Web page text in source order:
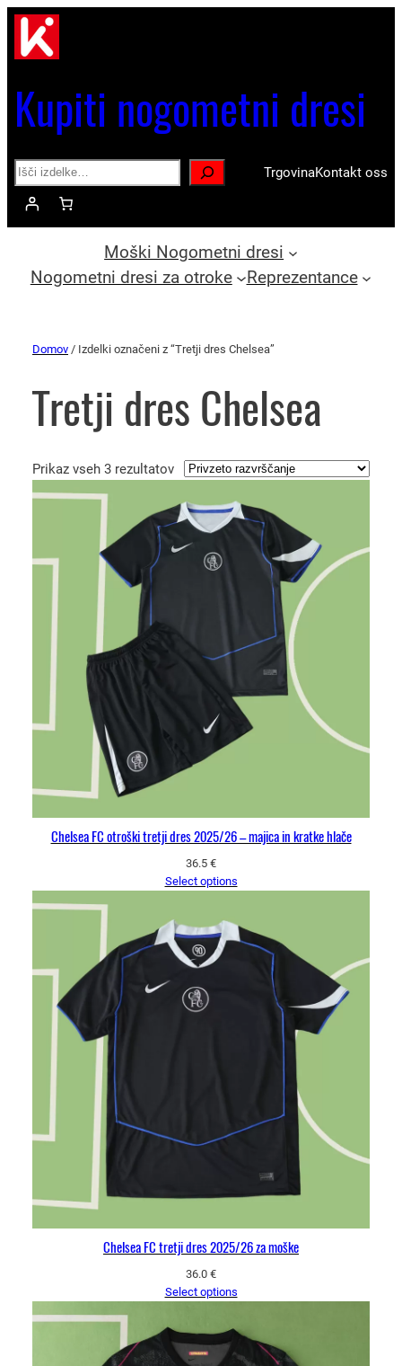
Kupiti nogometni dresi
Search TrgovinaKontakt oss
Moški Nogometni dresi
Nogometni dresi za otroke
Reprezentance
Domov / Izdelki označeni z “Tretji dres Chelsea”
Tretji dres Chelsea
Prikaz vseh 3 rezultatov
Chelsea FC otroški tretji dres 2025/26 – majica in kratke hlače
36.5 €
Select options
Chelsea FC tretji dres 2025/26 za moške
36.0 €
Select options